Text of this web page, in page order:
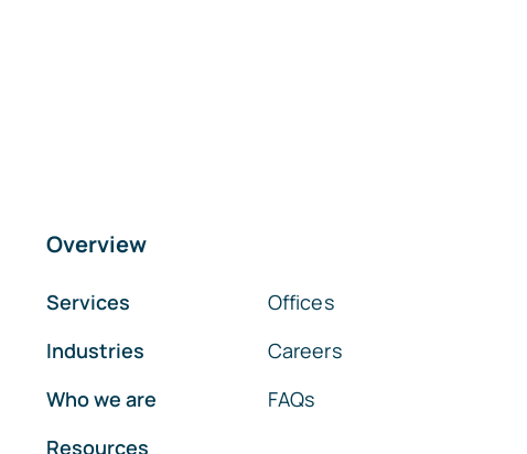
Overview
Services
Industries
Who we are
Resources
Offices
Careers
FAQs